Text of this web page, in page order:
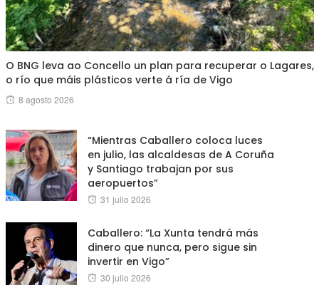
O BNG leva ao Concello un plan para recuperar o Lagares,
o río que máis plásticos verte á ría de Vigo
Posted
8 agosto 2026
“Mientras Caballero coloca luces
en julio, las alcaldesas de A Coruña
y Santiago trabajan por sus
aeropuertos”
Posted
31 julio 2026
Caballero: “La Xunta tendrá más
dinero que nunca, pero sigue sin
invertir en Vigo”
Posted
30 julio 2026